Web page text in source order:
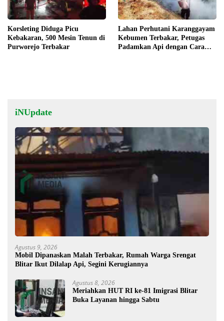
Korsleting Diduga Picu
Kebakaran, 500 Mesin Tenun di
Purworejo Terbakar
Lahan Perhutani Karanggayam
Kebumen Terbakar, Petugas
Padamkan Api dengan Cara
iNUpdate
Agustus 9, 2026
Mobil Dipanaskan Malah Terbakar, Rumah Warga Srengat
Blitar Ikut Dilalap Api, Segini Kerugiannya
Agustus 8, 2026
Meriahkan HUT RI ke-81 Imigrasi Blitar
Buka Layanan hingga Sabtu